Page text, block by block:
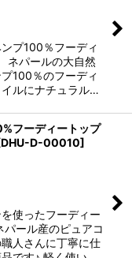
プ100％フーディ
ネパールの大自然
100％のフーディ
ルにナチュラル…
フーディートップ
DHU-D-00010]
使ったフーディー
パール産のピュアコ
人さんに丁寧に仕